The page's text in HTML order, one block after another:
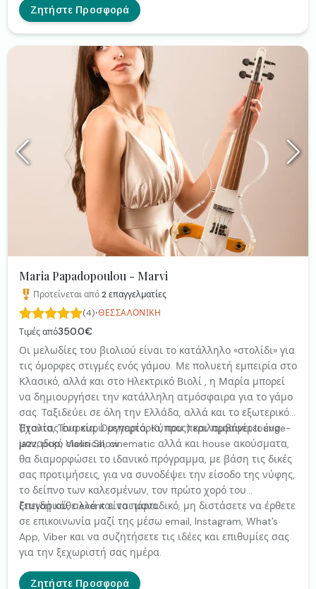
Ζητήστε Προσφορά
Maria Papadopoulou - Marvi
Προτείνεται από2επαγγελματίες
(4)·ΘΕΣΣΑΛΟΝΊΚΗ
Τιμές από350.0€
Οι μελωδίες του βιολιού είναι το κατάλληλο «στολίδι» για
τις όμορφες στιγμές ενός γάμου. Με πολυετή εμπειρία στο
Κλασικό, αλλά και στο Ηλεκτρικό Βιολί , η Μαρία μπορεί
να δημιουργήσει την κατάλληλη ατμόσφαιρα για το γάμο
σας. Ταξιδεύει σε όλη την Ελλάδα, αλλά και το εξωτερικό
(Ιταλία, Τουρκία, Ουγγαρία, Κύπρος) και προσφέρει ένα
μοναδικό Violin Show.
Έχοντας ένα ευρύ ρεπερτόριο, που περιλαμβάνει lounge-
jazz, pop, classical, cinematic αλλά και house ακούσματα,
θα διαμορφώσει το ιδανικό πρόγραμμα, με βάση τις δικές
σας προτιμήσεις, για να συνοδέψει την είσοδο της νύφης,
το δείπνο των καλεσμένων, τον πρώτο χορό του
ζευγαριού, αλλά και το πάρτι.
Επειδή κάθε event είναι μοναδικό, μη διστάσετε να έρθετε
σε επικοινωνία μαζί της μέσω email, Instagram, What’s
App, Viber και να συζητήσετε τις ιδέες και επιθυμίες σας
για την ξεχωριστή σας ημέρα.
Ζητήστε Προσφορά